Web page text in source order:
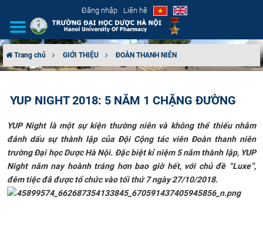
Đăng nhập Liên hệ
CƠ CẤU TỔ CHỨC
TUYỂN SINH
ĐÀO TẠO
ĐẢM BẢO CHẤT LƯỢNG
Trang chủ GIỚI THIỆU ĐOÀN THANH NIÊN
YUP NIGHT 2018: 5 NĂM 1 CHẶNG ĐƯỜNG
YUP Nightlà một sự kiện thường niên và không thể thiếu nhằm
đánh dấu sự thành lập của Đội Cộng tác viên Đoàn thanh niên
trường Đại học Dược Hà Nội. Đặc biệt kỉ niệm 5 năm thành lập, YUP
Night năm nay hoành tráng hơn bao giờ hết, với chủ đề “Luxe”,
đêm tiệc đã được tổ chức vào tối thứ 7 ngày 27/10/2018.